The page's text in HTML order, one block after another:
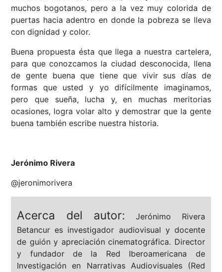
muchos bogotanos, pero a la vez muy colorida de
puertas hacia adentro en donde la pobreza se lleva
con dignidad y color.
Buena propuesta ésta que llega a nuestra cartelera,
para que conozcamos la ciudad desconocida, llena
de gente buena que tiene que vivir sus días de
formas que usted y yo difícilmente imaginamos,
pero que sueña, lucha y, en muchas meritorias
ocasiones, logra volar alto y demostrar que la gente
buena también escribe nuestra historia.
Jerónimo Rivera
@jeronimorivera
Acerca del autor:Jerónimo Rivera
Betancur es investigador audiovisual y docente
de guión y apreciación cinematográfica. Director
y fundador de la Red Iberoamericana de
Investigación en Narrativas Audiovisuales (Red